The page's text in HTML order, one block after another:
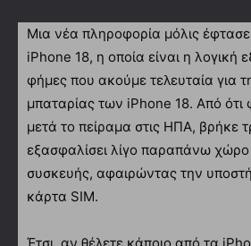
Μια νέα πληροφορία μόλις έφτασε
iPhone 18, η οποία είναι η λογική
φήμες που ακούμε τελευταία για
μπαταρίας των iPhone 18. Από ότι
μετά το πείραμα στις ΗΠΑ, βρήκε
εξασφαλίσει λίγο παραπάνω χώρο
συσκευής, αφαιρώντας την
κάρτα SIM.